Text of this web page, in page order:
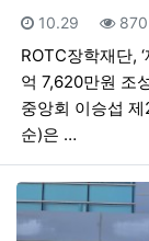
등록일
10.29 조회
870
ROTC장학재단,
억 7,620만원 조
중앙회 이승섭
순)은 …